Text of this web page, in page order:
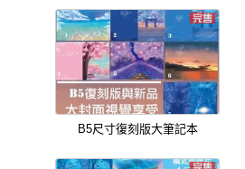
B5尺寸復刻版大筆記本